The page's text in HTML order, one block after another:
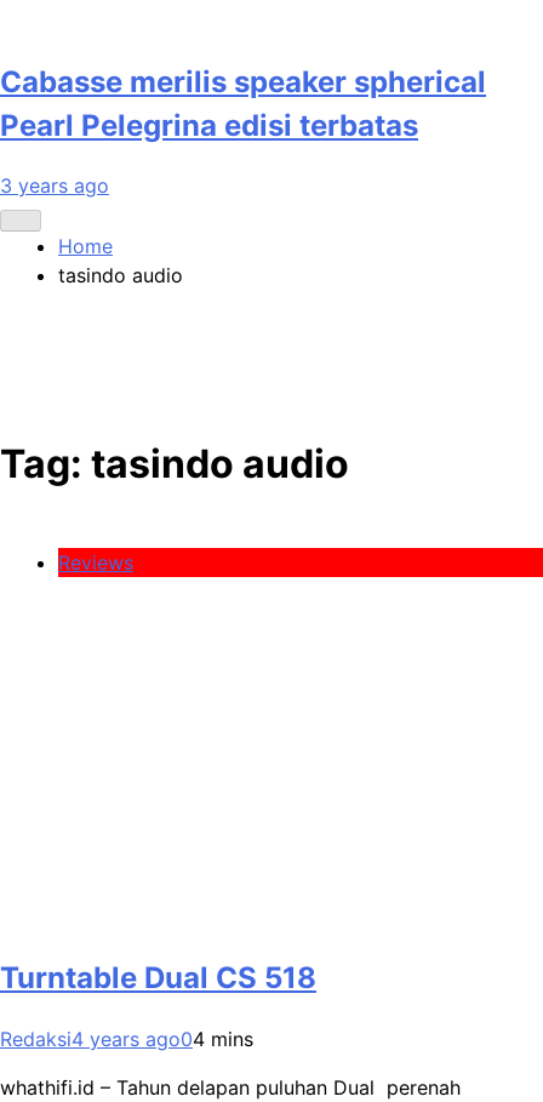
Cabasse merilis speaker spherical
Pearl Pelegrina edisi terbatas
3 years ago
Home
tasindo audio
Tag: tasindo audio
Reviews
Turntable Dual CS 518
Redaksi4 years ago04 mins
whathifi.id – Tahun delapan puluhan Dual perenah